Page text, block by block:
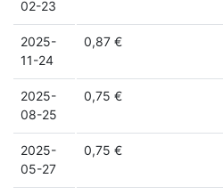
02-23
2025-
11-24
0,87 €
2025-
08-25
0,75 €
2025-
05-27
0,75 €